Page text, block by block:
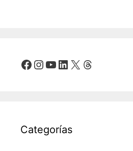
Facebook
Instagram
YouTube
LinkedIn
X Threads
Categorías